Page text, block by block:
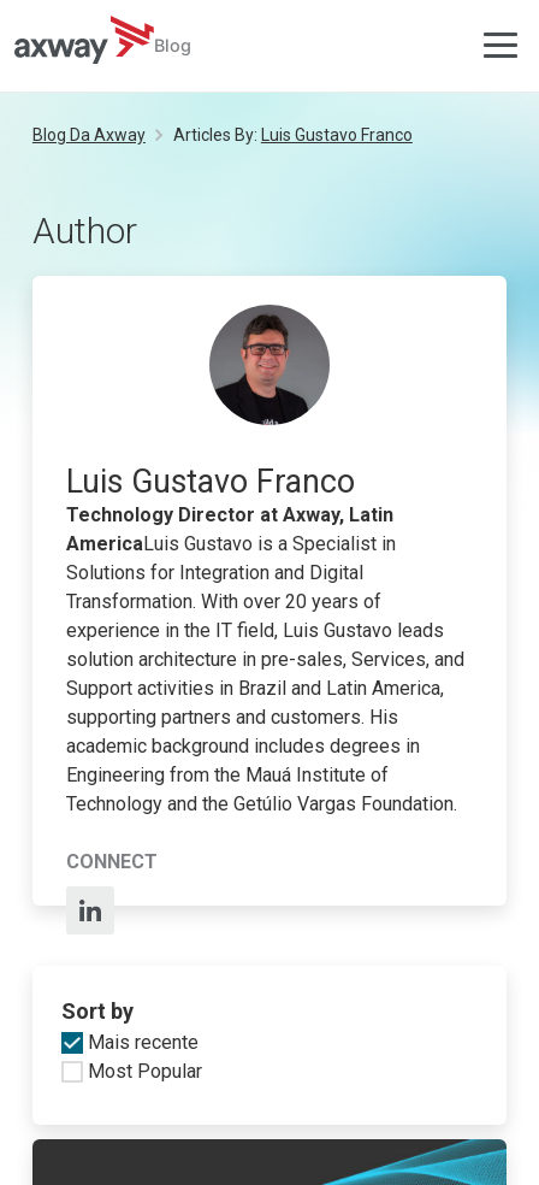
Blog
Blog Da Axway Articles By: Luis Gustavo Franco
Author
Luis Gustavo Franco
Technology Director at Axway, Latin
AmericaLuis Gustavo is a Specialist in
Solutions for Integration and Digital
Transformation. With over 20 years of
experience in the IT field, Luis Gustavo leads
solution architecture in pre-sales, Services, and
Support activities in Brazil and Latin America,
supporting partners and customers. His
academic background includes degrees in
Engineering from the Mauá Institute of
Technology and the Getúlio Vargas Foundation.
CONNECT
Sort by
Mais recente
Most Popular